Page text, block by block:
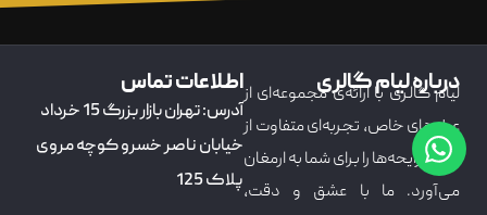
درباره لیام گالری
لیام گالری با ارائه‌ی مجموعه‌ای از
عطرهای خاص، تجربه‌ای متفاوت از
دنیای رایحه‌ها را برای شما به ارمغان
می‌آورد. ما با عشق و دقت،
اطلاعات تماس
آدرس: تهران بازار بزرگ 15 خرداد
خیابان ناصر خسرو کوچه مروی
پلاک 125